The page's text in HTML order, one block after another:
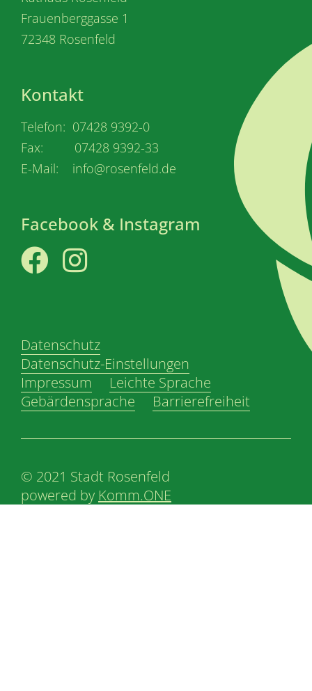
Frauenberggasse 1
72348 Rosenfeld
Kontakt
Telefon: 07428 9392-0
Fax: 07428 9392-33
E-Mail: info@rosenfeld.de
Facebook & Instagram
Datenschutz
Datenschutz-Einstellungen
Impressum
Leichte Sprache
Gebärdensprache
Barrierefreiheit
© 2021 Stadt Rosenfeld
powered by Komm.ONE